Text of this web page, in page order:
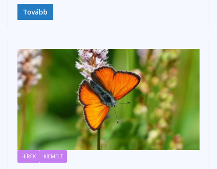
Tovább
HÍREK KIEMELT